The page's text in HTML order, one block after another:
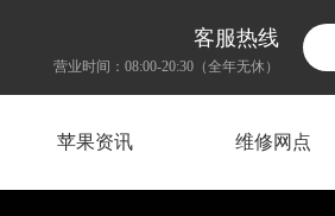
客服热线
营业时间：08:00-20:30（全年无休）
苹果资讯 维修网点